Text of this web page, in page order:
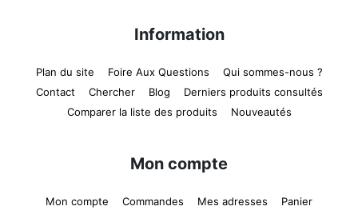
Information
Plan du site Foire Aux Questions
Qui sommes-nous ?
Contact
Chercher Blog
Derniers produits consultés
Comparer la liste des produits
Nouveautés
Mon compte
Mon compte Commandes Mes adresses
Panier